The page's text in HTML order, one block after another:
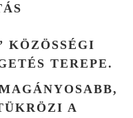
KÖZÖSSÉGI
TEREPE.
A